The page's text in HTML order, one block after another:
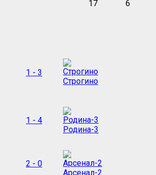
17 6
1 - 3
Строгино
1 - 4
Родина-3
2 - 0
Арсенал-2